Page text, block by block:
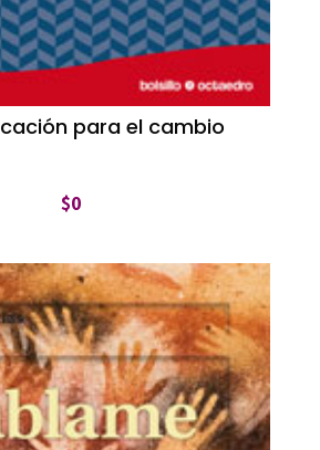
para el cambio
$0